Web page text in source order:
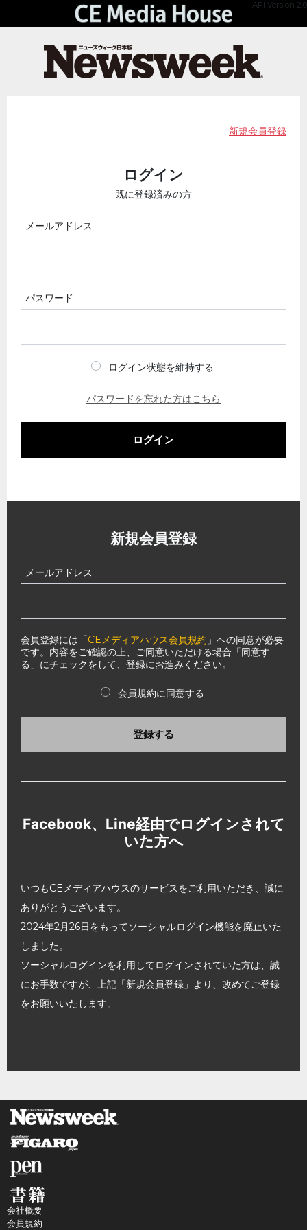
API Version 2.0
新規会員登録
ログイン
既に登録済みの方
メールアドレス
パスワード
ログイン状態を維持する
パスワードを忘れた方はこちら
ログイン
新規会員登録
メールアドレス
会員登録には「CEメディアハウス会員規約 」への同意が必要
です。内容をご確認の上、ご同意いただける場合「同意す
る」にチェックをして、登録にお進みください。
会員規約に同意する
登録する
Facebook、Line経由でログインされて
いた方へ
いつもCEメディアハウスのサービスをご利用いただき、誠に
ありがとうございます。
2024年2月26日をもってソーシャルログイン機能を廃止いた
しました。
ソーシャルログインを利用してログインされていた方は、誠
にお手数ですが、上記「新規会員登録」より、改めてご登録
をお願いいたします。
会社概要
会員規約